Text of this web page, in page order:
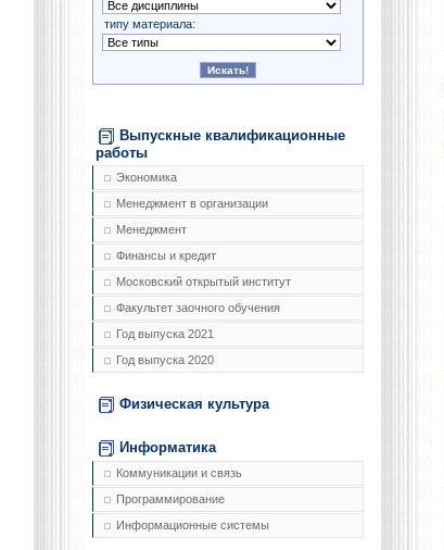
типу материала:
Выпускные квалификационные
работы
Экономика
Менеджмент в организации
Менеджмент
Финансы и кредит
Московский открытый институт
Факультет заочного обучения
Год выпуска 2021
Год выпуска 2020
Физическая культура
Информатика
Коммуникации и связь
Программирование
Информационные системы